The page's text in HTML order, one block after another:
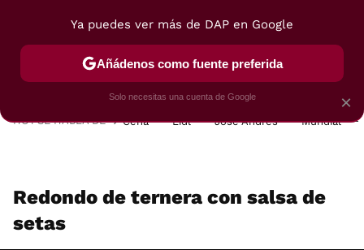
POSTRES VIAJES SELECCIÓN VEGUI
HOY SE HABLA DE Cena Lidl José Andrés Mundial
Redondo de ternera con salsa de
setas
×
Ya puedes ver más de DAP en Google
Añádenos como fuente preferida
Solo necesitas una cuenta de Google